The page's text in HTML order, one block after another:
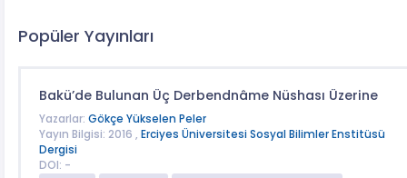
Popüler Yayınları
Bakü’de Bulunan Üç Derbendnâme Nüshası Üzerine
Yazarlar: Gökçe Yükselen Peler
Yayın Bilgisi: 2016 , Erciyes Üniversitesi Sosyal Bilimler Enstitüsü
Dergisi
DOI: -